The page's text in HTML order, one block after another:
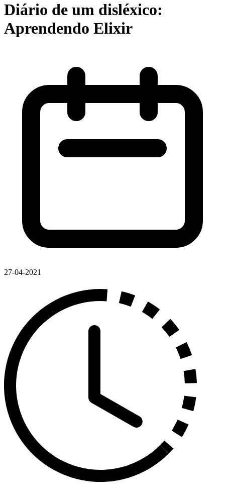
Diário de um disléxico:
Aprendendo Elixir
27-04-2021